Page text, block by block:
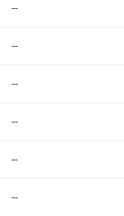
--
--
--
--
--
--